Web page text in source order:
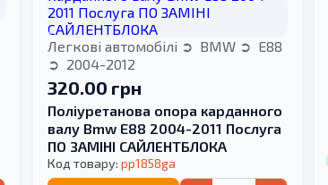
Легкові автомобілі BMW
E88
2004-2012
320.00 грн
Поліуретанова опора карданного
валу Bmw E88 2004-2011 Послуга
ПО ЗАМІНІ САЙЛЕНТБЛОКА
Код товару: pp1858ga